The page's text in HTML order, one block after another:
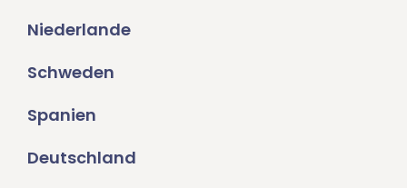
Niederlande
Schweden
Spanien
Deutschland